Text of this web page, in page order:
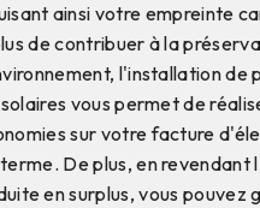
ainsi votre empreinte
de contribuer à la
l'installation de
solaires vous permet de
sur votre facture
De plus, en
en surplus, vous pouvez